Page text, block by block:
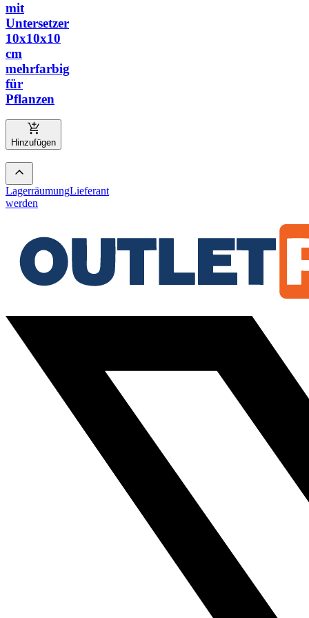
mit
Untersetzer
10x10x10
cm
mehrfarbig
für
Pflanzen
Hinzufügen
LagerräumungLieferant
werden